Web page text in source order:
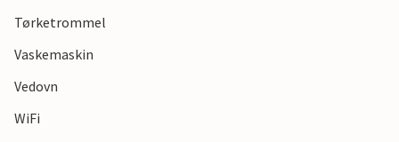
Tørketrommel
Vaskemaskin
Vedovn
WiFi